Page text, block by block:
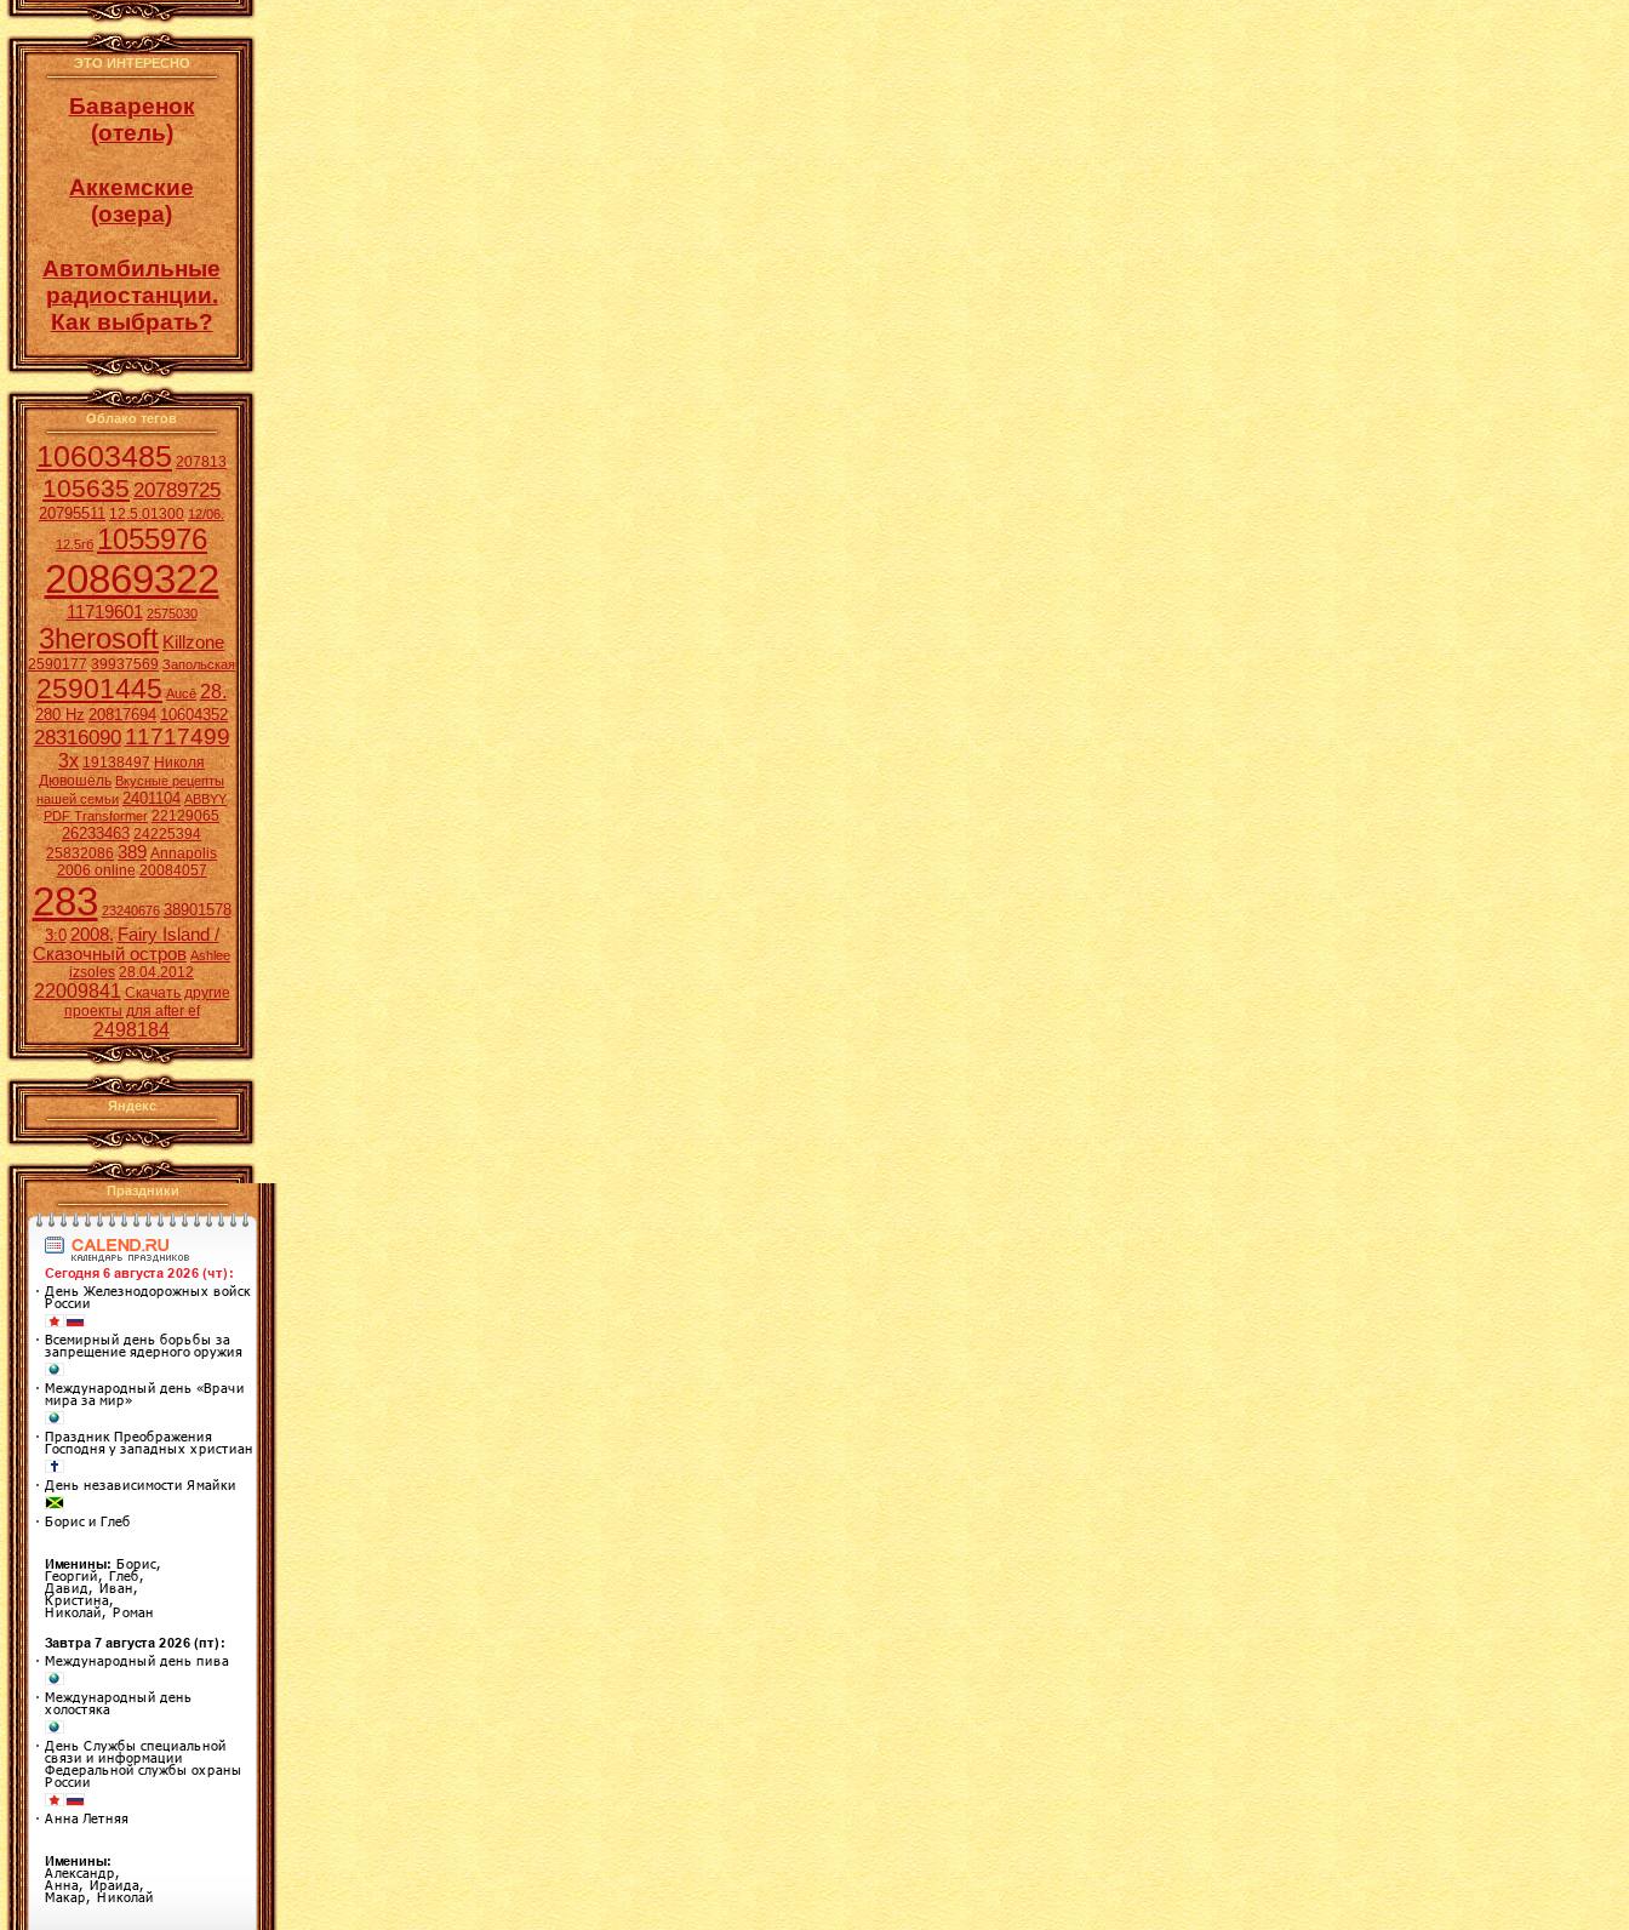
ЭТО ИНТЕРЕСНО
Баваренок
(отель)
Аккемские
(озера)
Автомбильные
радиостанции.
Как выбрать?
Облако тегов
10603485 207813
10563520789725
20795511 12.5.01300 12/06.
12.5гб 1055976
20869322
11719601 2575030
3herosoft Killzone
2590177 39937569 Запольская
25901445 Aucē 28.
280 Hz 20817694 10604352
2831609011717499
3x 19138497 Николя
Дювошель Вкусные рецепты
нашей семьи 2401104 ABBYY
PDF Transformer 22129065
26233463 24225394
25832086 389 Annapolis
2006 online 20084057
283 23240676 38901578
3:0 2008. Fairy Island /
Сказочный остров Ashlee
izsoles 28.04.2012
22009841 Скачать другие
проекты для after ef
2498184
Яндекс
Праздники